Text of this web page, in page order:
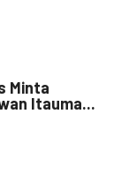
Minta
Itauma...